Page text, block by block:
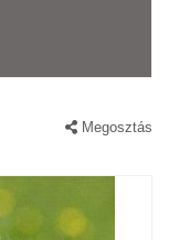
Megosztás